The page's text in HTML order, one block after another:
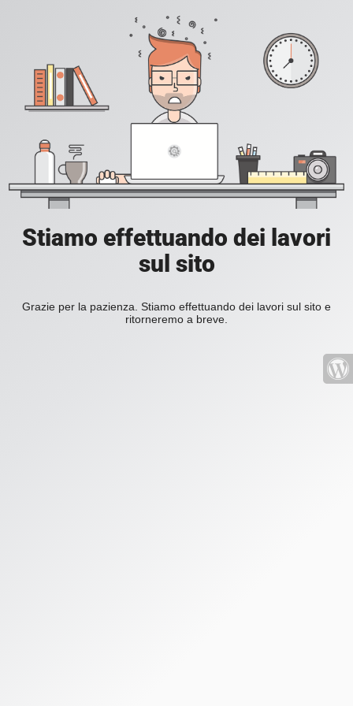
Stiamo effettuando dei lavori
sul sito
Grazie per la pazienza. Stiamo effettuando dei lavori sul sito e
ritorneremo a breve.